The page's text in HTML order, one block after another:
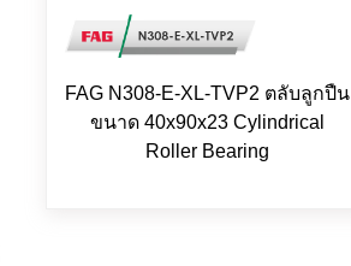
FAG N308-E-XL-TVP2 ตลับลูกปืน
ขนาด 40x90x23 Cylindrical
Roller Bearing